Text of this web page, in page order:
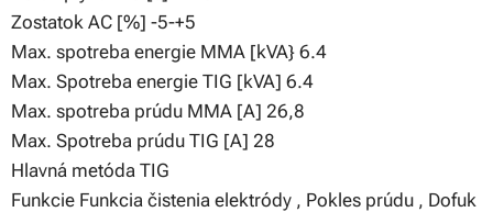
Zostatok AC [%] -5-+5
Max. spotreba energie MMA [kVA} 6.4
Max. Spotreba energie TIG [kVA] 6.4
Max. spotreba prúdu MMA [A] 26,8
Max. Spotreba prúdu TIG [A] 28
Hlavná metóda TIG
Funkcie Funkcia čistenia elektródy , Pokles prúdu , Dofuk